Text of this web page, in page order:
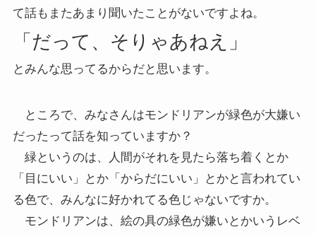
て話もまたあまり聞いたことがないですよね。
「だって、そりゃあねえ」
とみんな思ってるからだと思います。
ところで、みなさんはモンドリアンが緑色が大嫌い
だったって話を知っていますか？
緑というのは、人間がそれを見たら落ち着くとか
「目にいい」とか「からだにいい」とかと言われてい
る色で、みんなに好かれてる色じゃないですか。
モンドリアンは、絵の具の緑色が嫌いとかいうレベ